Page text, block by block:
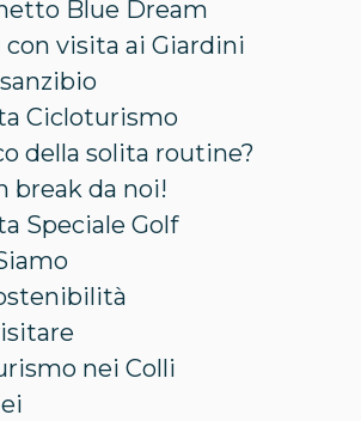
Blue Dream
con visita ai Giardini
Cicloturismo
della solita routine?
break da noi!
Speciale Golf
nei Colli